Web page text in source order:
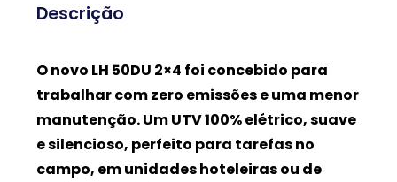
Descrição
O novo LH 50DU 2×4 foi concebido para
trabalhar com zero emissões e uma menor
manutenção. Um UTV 100% elétrico, suave
e silencioso, perfeito para tarefas no
campo, em unidades hoteleiras ou de